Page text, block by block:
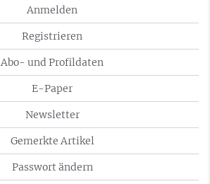
Anmelden
Registrieren
Abo- und Profildaten
E-Paper
Newsletter
Gemerkte Artikel
Passwort ändern